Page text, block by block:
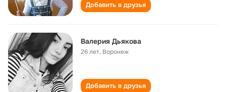
Добавить в друзья
Валерия Дьякова
26 лет, Воронеж
Добавить в друзья